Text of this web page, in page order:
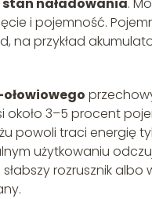
i pojemność.
przykład
3–5 procent
powoli traci energię
użytkowaniu
rozrusznik albo